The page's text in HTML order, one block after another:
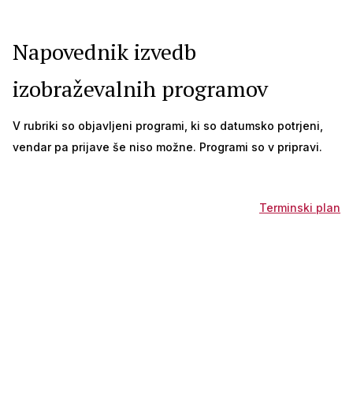
Napovednik izvedb
izobraževalnih programov
V rubriki so objavljeni programi, ki so datumsko potrjeni,
vendar pa prijave še niso možne. Programi so v pripravi.
Terminski plan